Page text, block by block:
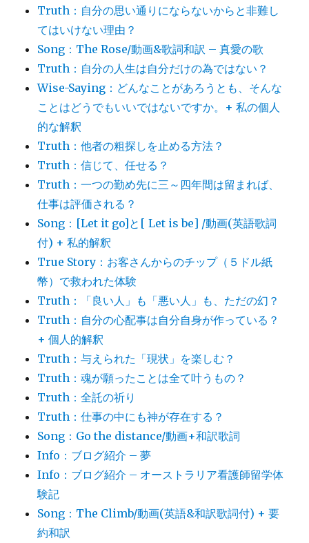
Truth：自分の思い通りにならないからと非難し
てはいけない理由？
Song：The Rose/動画&歌詞和訳 – 真愛の歌
Truth：自分の人生は自分だけの為ではない？
Wise-Saying：どんなことがあろうとも、そんな
ことはどうでもいいではないですか。+ 私の個人
的な解釈
Truth：他者の粗探しを止める方法？
Truth：信じて、任せる？
Truth：一つの勤め先に三～四年間は留まれば、
仕事は評価される？
Song：[Let it go]と[ Let is be] /動画(英語歌詞
付) + 私的解釈
True Story：お客さんからのチップ（５ドル紙
幣）で救われた体験
Truth：「良い人」も「悪い人」も、ただの幻？
Truth：自分の心配事は自分自身が作っている？
+ 個人的解釈
Truth：与えられた「現状」を楽しむ？
Truth：魂が願ったことは全て叶うもの？
Truth：全託の祈り
Truth：仕事の中にも神が存在する？
Song：Go the distance/動画+和訳歌詞
Info：ブログ紹介 – 夢
Info：ブログ紹介 – オーストラリア看護師留学体
験記
Song：The Climb/動画(英語&和訳歌詞付) + 要
約和訳